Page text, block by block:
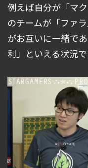
例えば自分が「マ
のチームが「ファ
がお互いに一緒で
利」といえる状況で